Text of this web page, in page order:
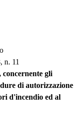
n. 11
concernente gli
di autorizzazione
d'incendio ed al